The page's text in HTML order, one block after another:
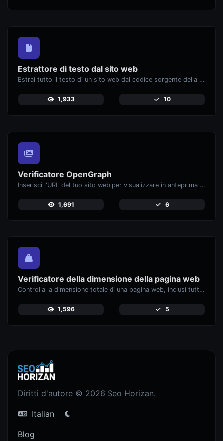
Estrattore di testo dal sito web
Estrai tutto il testo di un sito web dal codice sorgente della pagina.
1,933 10
Verificatore OpenGraph
Inserisci l'URL del tuo sito web per visualizzare in anteprima come appaiono le tue pagine quando vengono condivise su piattaforme di social media come Facebook e X (Twitter).
1,691 6
Verificatore della dimensione della pagina web
Controlla la dimensione totale di una pagina web, inclusi tutti i risorse, per l'analisi delle prestazioni.
1,596 5
Diritti d'autore © 2026 Seo Horizan.
Italian
Blog